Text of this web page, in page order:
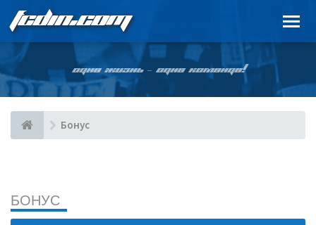
FCDIN.COM
ОДНА ЖИЗНЬ – ОДНА КОМАНДА!
Бонус
БОНУС